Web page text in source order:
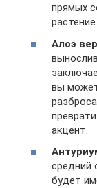
прямых
Алоэ
вы
акцент.
средний
будет